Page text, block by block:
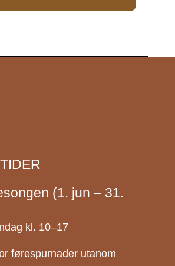
(1. jun – 31.
kl. 10–17
førespurnader utanom